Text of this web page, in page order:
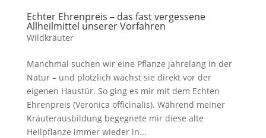
Echter Ehrenpreis – das fast vergessene
Allheilmittel unserer Vorfahren
Wildkräuter
Manchmal suchen wir eine Pflanze jahrelang in der
Natur – und plötzlich wächst sie direkt vor der
eigenen Haustür. So ging es mir mit dem Echten
Ehrenpreis (Veronica officinalis). Während meiner
Kräuterausbildung begegnete mir diese alte
Heilpflanze immer wieder in...